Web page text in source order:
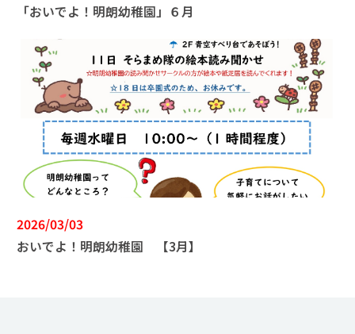
「おいでよ！明朗幼稚園」６月
2026/03/03
おいでよ！明朗幼稚園 【3月】